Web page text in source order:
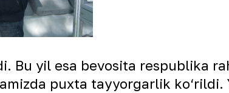
Bu yil esa bevosita respublika
puxta tayyorgarlik ko‘rildi.